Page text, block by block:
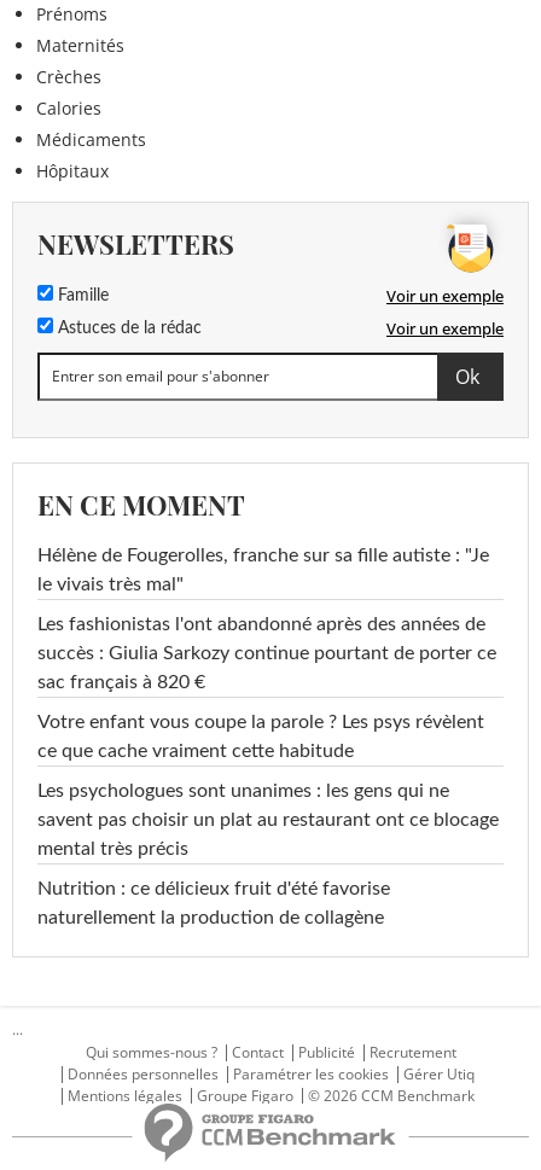
Prénoms
Maternités
Crèches
Calories
Médicaments
Hôpitaux
NEWSLETTERS
Famille Voir un exemple
Astuces de la rédac Voir un exemple
EN CE MOMENT
Hélène de Fougerolles, franche sur sa fille autiste : "Je
le vivais très mal"
Les fashionistas l'ont abandonné après des années de
succès : Giulia Sarkozy continue pourtant de porter ce
sac français à 820 €
Votre enfant vous coupe la parole ? Les psys révèlent
ce que cache vraiment cette habitude
Les psychologues sont unanimes : les gens qui ne
savent pas choisir un plat au restaurant ont ce blocage
mental très précis
Nutrition : ce délicieux fruit d'été favorise
naturellement la production de collagène
...
Qui sommes-nous ?
Contact Publicité
Recrutement
Données personnelles
Paramétrer les cookies
Gérer Utiq
Mentions légales
Groupe Figaro © 2026 CCM Benchmark